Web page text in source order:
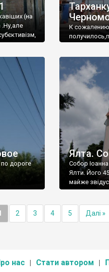
(на
.Ну,але
К сожалению
дороге
Ялта.
Собор
Ялти. Його
майже
2 3 4 5 Далі »
нас Стати автором